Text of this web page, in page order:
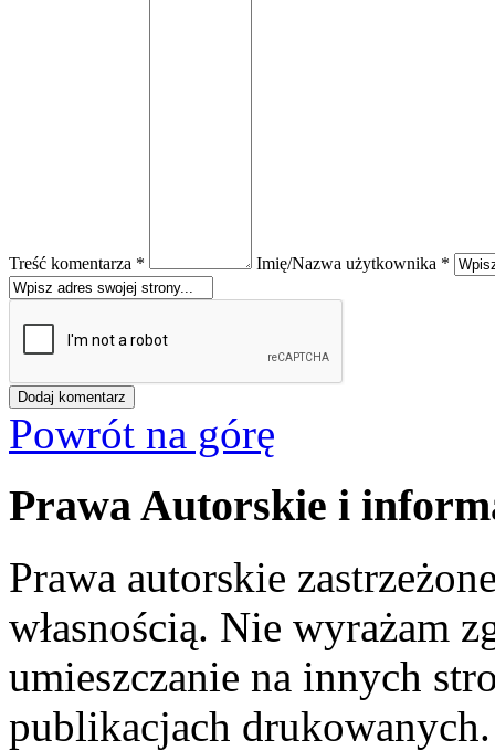
Treść komentarza * Imię/Nazwa użytkownika *
Powrót na górę
Prawa Autorskie i
Prawa autorskie
własnością. Nie wyrażam
umieszczanie na innych
publikacjach drukowanych.